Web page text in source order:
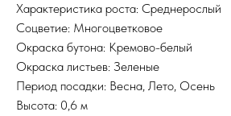
Характеристика роста: Среднерослый
Соцветие: Многоцветковое
Окраска бутона: Кремово-белый
Окраска листьев: Зеленые
Период посадки: Весна, Лето, Осень
Высота: 0,6 м